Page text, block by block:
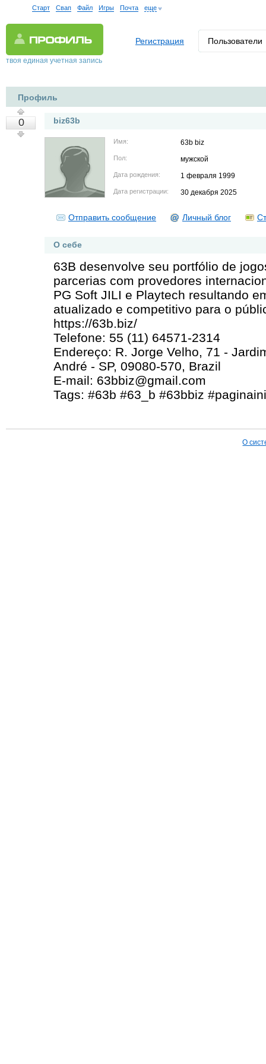
Старт Свап Файл Игры Почта еще
твоя единая учетная запись
Регистрация Пользователи
Профиль
0 biz63b
Имя: 63b biz
Пол: мужской
Дата рождения: 1 февраля 1999
Дата регистрации: 30 декабря 2025
Отправить сообщение Личный блог
О себе
63B desenvolve seu portfólio de
parcerias com provedores
PG Soft JILI e Playtech resultando
atualizado e competitivo para o
https://63b.biz/
Telefone: 55 (11) 64571-2314
Endereço: R. Jorge Velho, 71 -
André - SP, 09080-570, Brazil
E-mail: 63bbiz@gmail.com
Tags: #63b #63_b #63bbiz
О